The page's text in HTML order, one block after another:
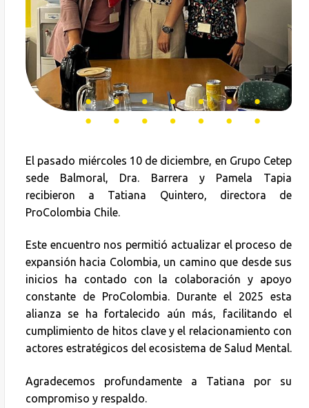
El pasado miércoles 10 de diciembre, en Grupo Cetep
sede Balmoral, Dra. Barrera y Pamela Tapia
recibieron a Tatiana Quintero, directora de
ProColombia Chile.
Este encuentro nos permitió actualizar el proceso de
expansión hacia Colombia, un camino que desde sus
inicios ha contado con la colaboración y apoyo
constante de ProColombia. Durante el 2025 esta
alianza se ha fortalecido aún más, facilitando el
cumplimiento de hitos clave y el relacionamiento con
actores estratégicos del ecosistema de Salud Mental.
Agradecemos profundamente a Tatiana por su
compromiso y respaldo.